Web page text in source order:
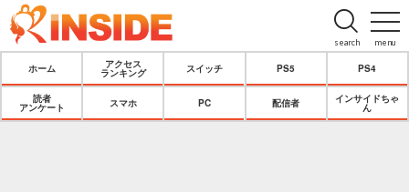
menu
search
ホーム
アクセス
ランキング
スイッチ PS5 PS4
読者
アンケート
スマホ PC 配信者
インサイドちゃ
ん